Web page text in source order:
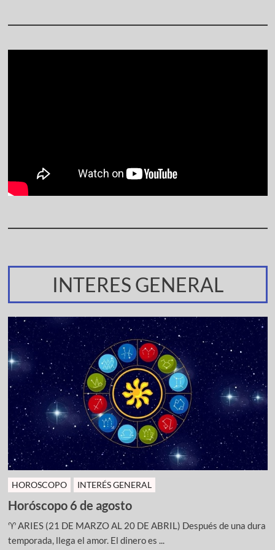
INTERES GENERAL
HOROSCOPO INTERÉS GENERAL
Horóscopo 6 de agosto
♈ ARIES (21 DE MARZO AL 20 DE ABRIL) Después de una dura
temporada, llega el amor. El dinero es ...